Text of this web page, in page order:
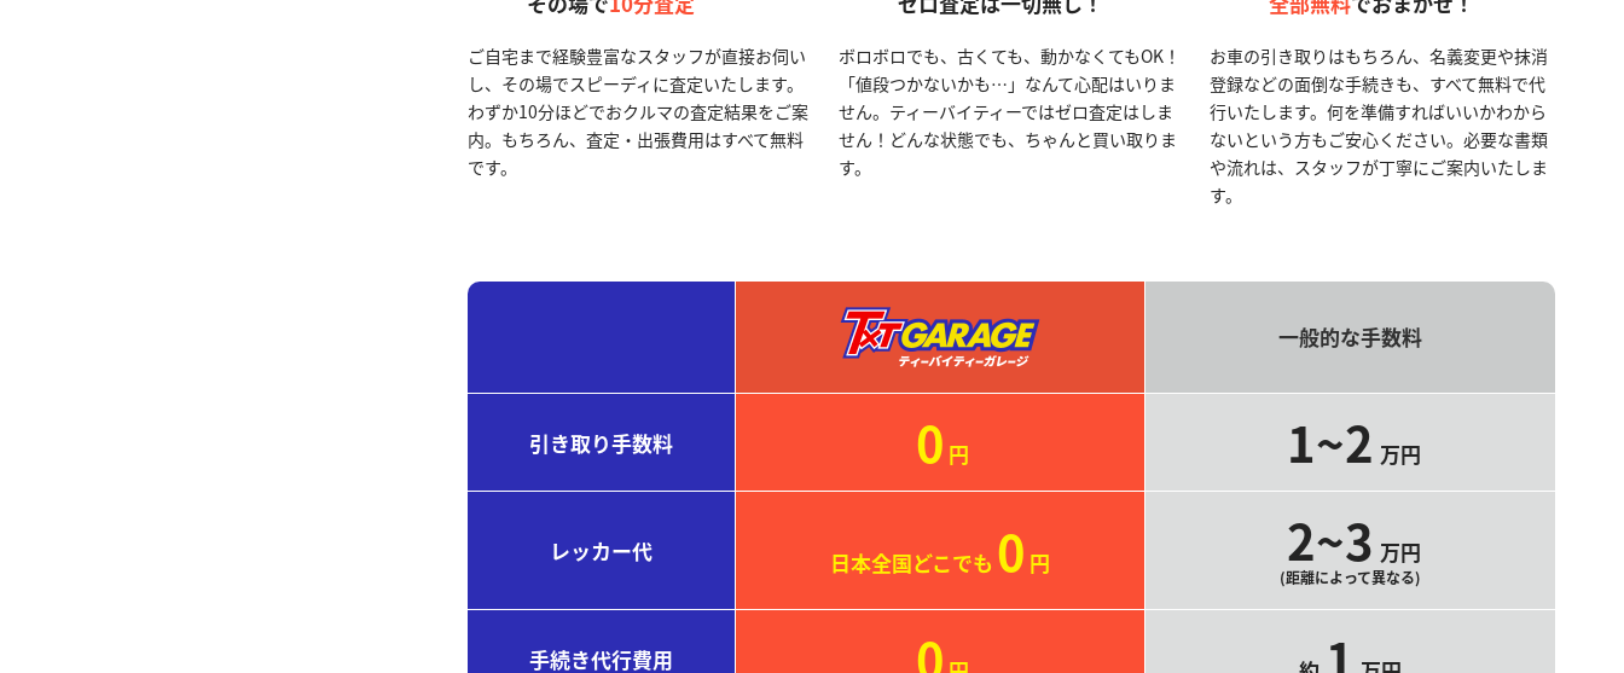
ご自宅まで経験豊富なスタッフが直接お伺い
し、その場でスピーディに査定いたします。
わずか10分ほどでおクルマの査定結果をご案
内。もちろん、査定・出張費用はすべて無料
です。
ボロボロでも、古くても、動かなくてもOK！
「値段つかないかも…」なんて心配はいりま
せん。ティーバイティーではゼロ査定はしま
せん！どんな状態でも、ちゃんと買い取りま
す。
お車の引き取りはもちろん、名義変更や抹消
登録などの面倒な手続きも、すべて無料で代
行いたします。何を準備すればいいかわから
ないという方もご安心ください。必要な書類
や流れは、スタッフが丁寧にご案内いたしま
す。
一般的な手数料
引き取り手数料 0 円 1~2 万円
レッカー代 日本全国どこでも 0 円 2~3 万円
(距離によって異なる)
手続き代行費用 0 1